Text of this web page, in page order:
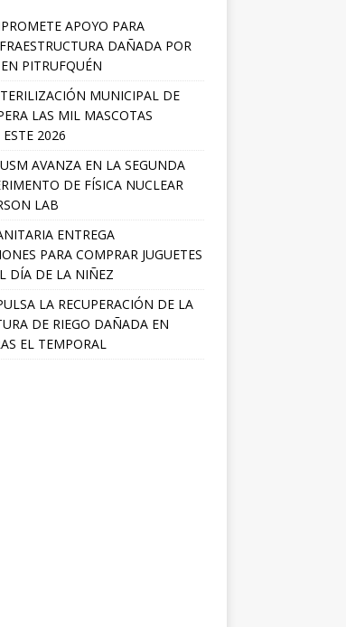
APOYO PARA
DAÑADA POR
PITRUFQUÉN
MUNICIPAL DE
LAS MIL MASCOTAS
2026
AVANZA EN LA SEGUNDA
DE FÍSICA NUCLEAR
LAB
ENTREGA
PARA COMPRAR JUGUETES
DÍA DE LA NIÑEZ
LA RECUPERACIÓN DE LA
DE RIEGO DAÑADA EN
EL TEMPORAL